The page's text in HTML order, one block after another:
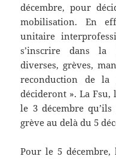
décembre, pour
mobilisation. En
unitaire
s’inscrire dans la
diverses, grèves,
reconduction de
décideront ». La Fsu,
le 3 décembre
grève au delà du 5
Pour le 5